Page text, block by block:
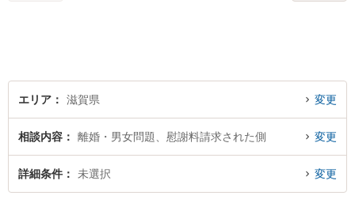
エリア 滋賀県 変更
相談内容 離婚・男女問題、慰謝料請求された側 変更
詳細条件 未選択 変更